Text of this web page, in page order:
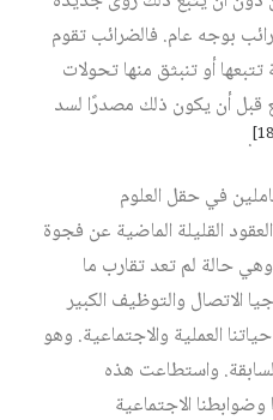
بوجه عام. فالضرائب تقوم
أو تنبثق منها تحولات
قبل أن يكون ذلك مصدرًا لسد
.
في حقل العلوم
القليلة الماضية عن فجوة
وهي حالة لم تعد تقارب ما
الاتصال والتوظيف الكبير
العملية والاجتماعية. وهو
واستطاعت هذه
الاجتماعية